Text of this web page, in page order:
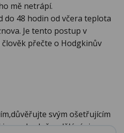
mě netrápí.
do 48 hodin od včera teplota
Je tento postup v
přečte o Hodgkinův
svým ošetřujícím
shodně vzděláváni...